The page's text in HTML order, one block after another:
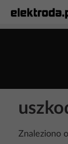
Znaleziono